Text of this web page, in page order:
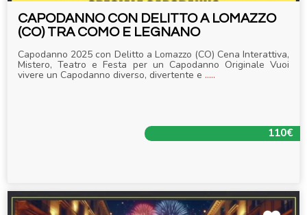
CAPODANNO CON DELITTO A LOMAZZO
(CO) TRA COMO E LEGNANO
Capodanno 2025 con Delitto a Lomazzo (CO) Cena Interattiva,
Mistero, Teatro e Festa per un Capodanno Originale Vuoi
vivere un Capodanno diverso, divertente e .....
110€